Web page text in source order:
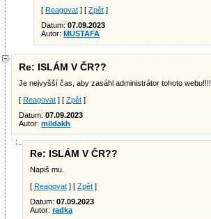
[ Reagovat ] [ Zpět ]
Datum: 07.09.2023
Autor: MUSTAFA
Re: ISLÁM V ČR??
Je nejvyšší čas, aby zasáhl administrátor tohoto webu!!!!
[ Reagovat ] [ Zpět ]
Datum: 07.09.2023
Autor: mildakh
Re: ISLÁM V ČR??
Napiš mu.
[ Reagovat ] [ Zpět ]
Datum: 07.09.2023
Autor: radka